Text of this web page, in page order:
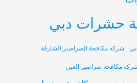
حشرات دبي
شركه مكافحة الصراصير الشارقة
مكافحه صراصير العين